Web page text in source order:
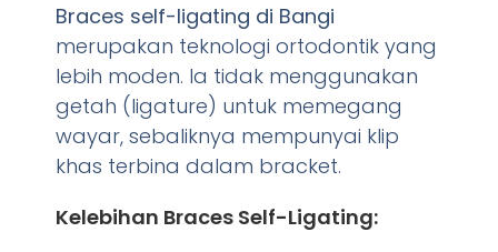
Braces self-ligating di Bangi
merupakan teknologi ortodontik yang
lebih moden. Ia tidak menggunakan
getah (ligature) untuk memegang
wayar, sebaliknya mempunyai klip
khas terbina dalam bracket.
Kelebihan Braces Self-Ligating: